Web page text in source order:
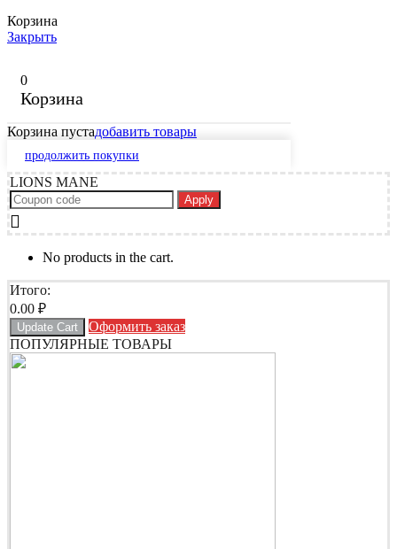
Корзина
Закрыть
0
Корзина
Корзина пустадобавить товары
продолжить покупки
LIONS MANE
Apply
No products in the cart.
Итого:
0.00 ₽
Update Cart
Оформить заказ
ПОПУЛЯРНЫЕ ТОВАРЫ